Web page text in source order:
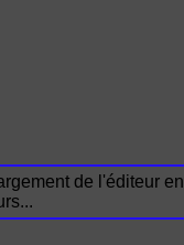
de l'éditeur en